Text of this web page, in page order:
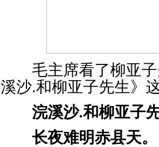
毛主席看了柳亚子
溪沙.和柳亚子先生》
浣溪沙.和柳亚子
长夜难明赤县天。